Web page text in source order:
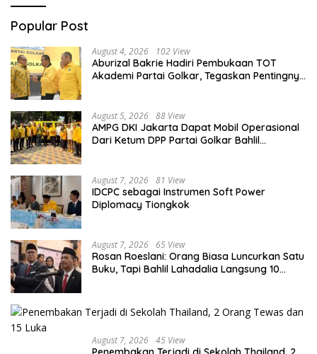
Popular Post
August 4, 2026 102 View
Aburizal Bakrie Hadiri Pembukaan TOT
Akademi Partai Golkar, Tegaskan Pentingnya
August 5, 2026 88 View
AMPG DKI Jakarta Dapat Mobil Operasional
Dari Ketum DPP Partai Golkar Bahlil
August 7, 2026 81 View
IDCPC sebagai Instrumen Soft Power
Diplomacy Tiongkok
August 7, 2026 65 View
Rosan Roeslani: Orang Biasa Luncurkan Satu
Buku, Tapi Bahlil Lahadalia Langsung 10
August 7, 2026 45 View